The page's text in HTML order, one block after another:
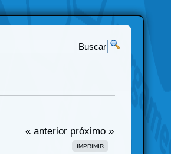
« anterior próximo »
IMPRIMIR